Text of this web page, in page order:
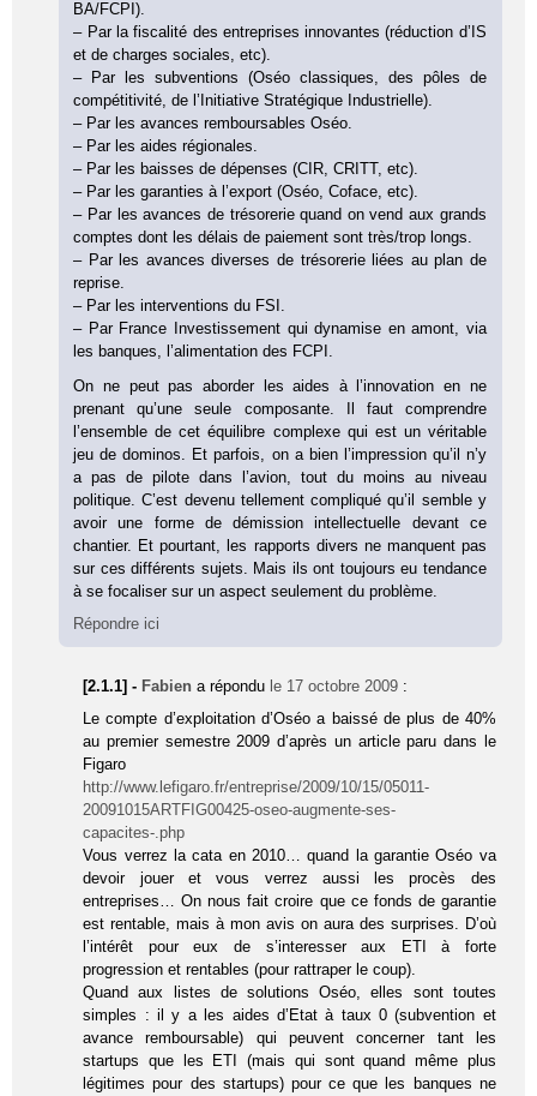
BA/FCPI).
– Par la fiscalité des entreprises innovantes (réduction d’IS
et de charges sociales, etc).
– Par les subventions (Oséo classiques, des pôles de
compétitivité, de l’Initiative Stratégique Industrielle).
– Par les avances remboursables Oséo.
– Par les aides régionales.
– Par les baisses de dépenses (CIR, CRITT, etc).
– Par les garanties à l’export (Oséo, Coface, etc).
– Par les avances de trésorerie quand on vend aux grands
comptes dont les délais de paiement sont très/trop longs.
– Par les avances diverses de trésorerie liées au plan de
reprise.
– Par les interventions du FSI.
– Par France Investissement qui dynamise en amont, via
les banques, l’alimentation des FCPI.
On ne peut pas aborder les aides à l’innovation en ne
prenant qu’une seule composante. Il faut comprendre
l’ensemble de cet équilibre complexe qui est un véritable
jeu de dominos. Et parfois, on a bien l’impression qu’il n’y
a pas de pilote dans l’avion, tout du moins au niveau
politique. C’est devenu tellement compliqué qu’il semble y
avoir une forme de démission intellectuelle devant ce
chantier. Et pourtant, les rapports divers ne manquent pas
sur ces différents sujets. Mais ils ont toujours eu tendance
à se focaliser sur un aspect seulement du problème.
Répondre ici
[2.1.1] - Fabien a répondu le 17 octobre 2009 :
Le compte d’exploitation d’Oséo a baissé de plus de 40%
au premier semestre 2009 d’après un article paru dans le
Figaro
http://www.lefigaro.fr/entreprise/2009/10/15/05011-
20091015ARTFIG00425-oseo-augmente-ses-
capacites-.php
Vous verrez la cata en 2010… quand la garantie Oséo va
devoir jouer et vous verrez aussi les procès des
entreprises… On nous fait croire que ce fonds de garantie
est rentable, mais à mon avis on aura des surprises. D’où
l’intérêt pour eux de s’interesser aux ETI à forte
progression et rentables (pour rattraper le coup).
Quand aux listes de solutions Oséo, elles sont toutes
simples : il y a les aides d’Etat à taux 0 (subvention et
avance remboursable) qui peuvent concerner tant les
startups que les ETI (mais qui sont quand même plus
légitimes pour des startups) pour ce que les banques ne